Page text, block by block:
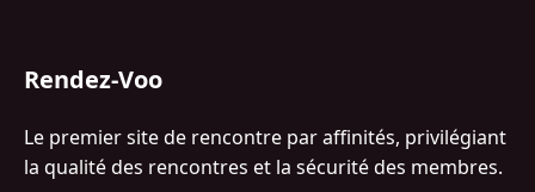
Rendez-Voo
Le premier site de rencontre par affinités, privilégiant
la qualité des rencontres et la sécurité des membres.